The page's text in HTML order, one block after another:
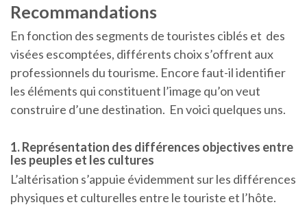
Recommandations
En fonction des segments de touristes ciblés et des
visées escomptées, différents choix s’offrent aux
professionnels du tourisme. Encore faut-il identifier
les éléments qui constituent l’image qu’on veut
construire d’une destination. En voici quelques uns.
1. Représentation des différences objectives entre
les peuples et les cultures
L’altérisation s’appuie évidemment sur les différences
physiques et culturelles entre le touriste et l’hôte.